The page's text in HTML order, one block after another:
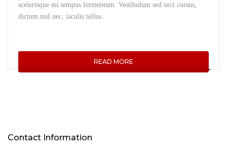
scelerisque mi tempus fermentum. Vestibulum sed orci cursus,
dictum nisl nec, iaculis tellus.
READ MORE
Contact Information